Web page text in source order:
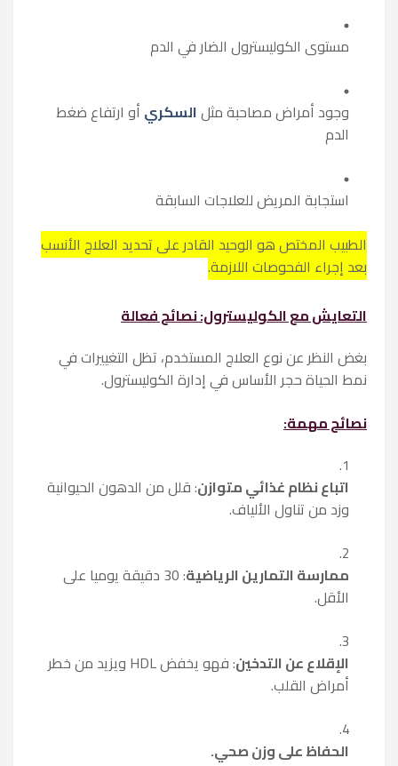
مستوى الكوليسترول الضار في الدم
وجود أمراض مصاحبة مثلالسكري أو ارتفاع ضغط
الدم
استجابة المريض للعلاجات السابقة
الطبيب المختص هو الوحيد القادر على تحديد العلاج الأنسب
بعد إجراء الفحوصات اللازمة.
التعايش مع الكوليسترول: نصائح فعالة
بغض النظر عن نوع العلاج المستخدم، تظل التغييرات في
نمط الحياة حجر الأساس في إدارة الكوليسترول.
نصائح مهمة:
اتباع نظام غذائي متوازن: قلل من الدهون الحيوانية
وزد من تناول الألياف.
ممارسة التمارين الرياضية
: 30 دقيقة يوميا على
الأقل.
الإقلاع عن التدخين
: فهو يخفض HDL ويزيد من خطر
أمراض القلب.
الحفاظ على وزن صحي.